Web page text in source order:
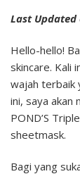
Last Updated
Hello-hello!
skincare. Kali
wajah terbaik
ini, saya akan
POND’S
sheetmask.
Bagi yang